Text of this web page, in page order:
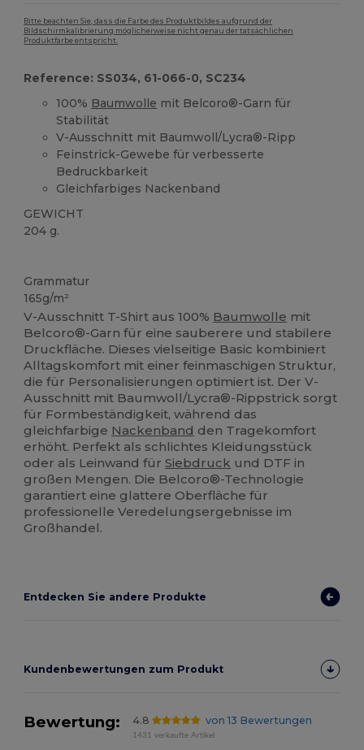
Bitte beachten Sie, dass die Farbe des Produktbildes aufgrund der
Bildschirmkalibrierung möglicherweise nicht genau der tatsächlichen
Produktfarbe entspricht.
Reference: SS034, 61-066-0, SC234
100% Baumwolle mit Belcoro®-Garn für
Stabilität
V-Ausschnitt mit Baumwoll/Lycra®-Ripp
Feinstrick-Gewebe für verbesserte
Bedruckbarkeit
Gleichfarbiges Nackenband
GEWICHT
204 g.
Grammatur
165g/m²
V-Ausschnitt T-Shirt aus 100% Baumwolle mit
Belcoro®-Garn für eine sauberere und stabilere
Druckfläche. Dieses vielseitige Basic kombiniert
Alltagskomfort mit einer feinmaschigen Struktur,
die für Personalisierungen optimiert ist. Der V-
Ausschnitt mit Baumwoll/Lycra®-Rippstrick sorgt
für Formbeständigkeit, während das
gleichfarbige Nackenband den Tragekomfort
erhöht. Perfekt als schlichtes Kleidungsstück
oder als Leinwand fürSiebdruck und DTF in
großen Mengen. Die Belcoro®-Technologie
garantiert eine glattere Oberfläche für
professionelle Veredelungsergebnisse im
Großhandel.
Entdecken Sie andere Produkte
Kundenbewertungen zum Produkt
Bewertung: 4.8 von 13 Bewertungen
1431 verkaufte Artikel